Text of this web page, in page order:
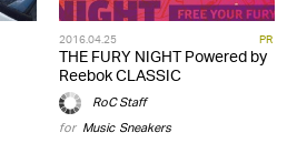
2016.04.25 PR
THE FURY NIGHT Powered by
Reebok CLASSIC
RoC Staff
for Music,Sneakers